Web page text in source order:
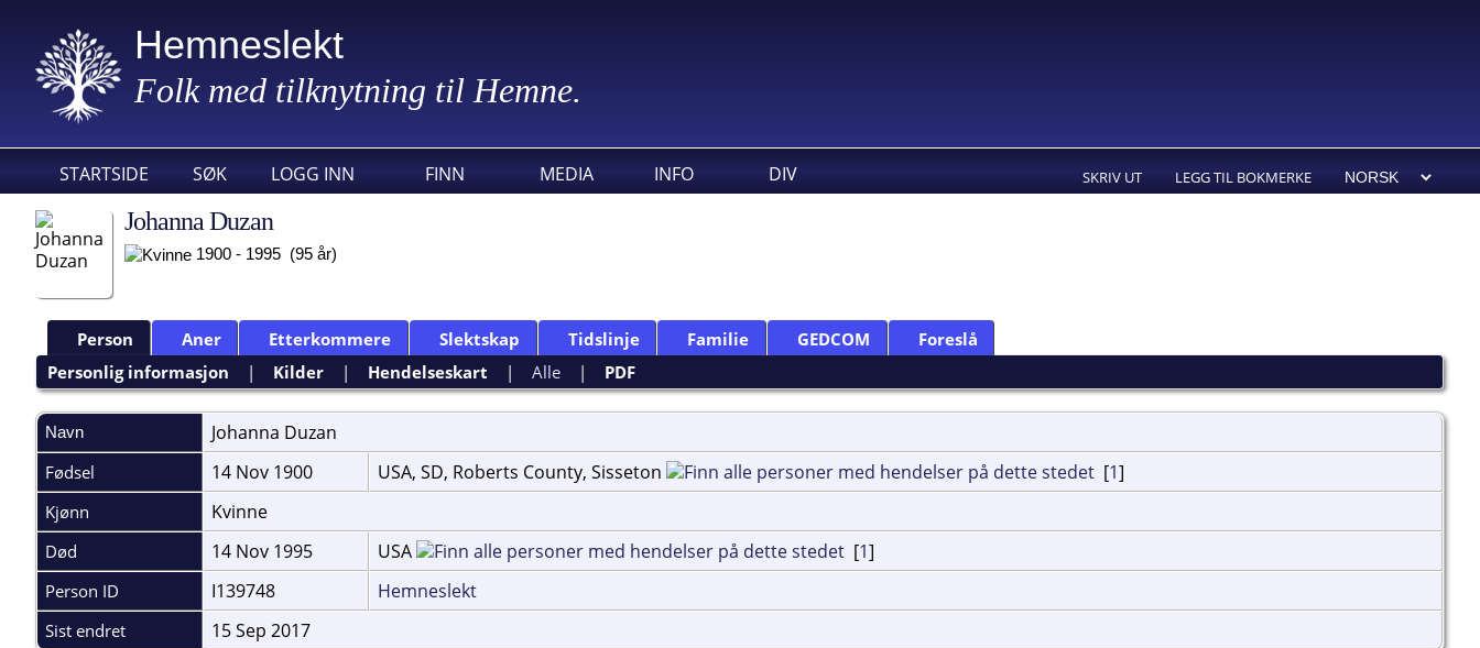
Hemneslekt
Folk med tilknytning til Hemne.
STARTSIDE SØK LOGG INN FINN MEDIA INFO DIV SKRIV UT LEGG TIL BOKMERKE
Johanna Duzan
1900 - 1995 (95 år)
Person Aner Etterkommere Slektskap Tidslinje Familie GEDCOM
Foreslå
Personlig informasjon | Kilder | Hendelseskart |Alle | PDF
Navn Johanna Duzan
Fødsel 14 Nov 1900 USA, SD, Roberts County, Sisseton [1]
Kjønn Kvinne
Død 14 Nov 1995 USA [1]
Person ID I139748 Hemneslekt
Sist endret 15 Sep 2017